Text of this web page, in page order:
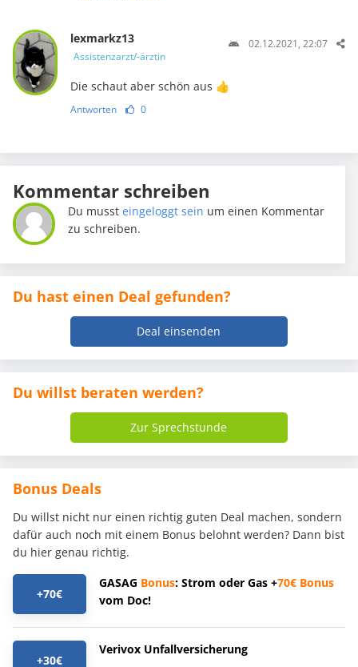
lexmarkz13
Assistenzarzt/-ärztin
02.12.2021, 22:07
Die schaut aber schön aus 👍
Antworten 0
Kommentar schreiben
Du mussteingeloggt sein um einen Kommentar
zu schreiben.
Du hast einen Deal gefunden?
Deal einsenden
Du willst beraten werden?
Zur Sprechstunde
Bonus Deals
Du willst nicht nur einen richtig guten Deal machen, sondern
dafür auch noch mit einem Bonus belohnt werden? Dann bist
du hier genau richtig.
+70€
GASAG Bonus: Strom oder Gas +70€ Bonus
vom Doc!
+30€
Verivox Unfallversicherung